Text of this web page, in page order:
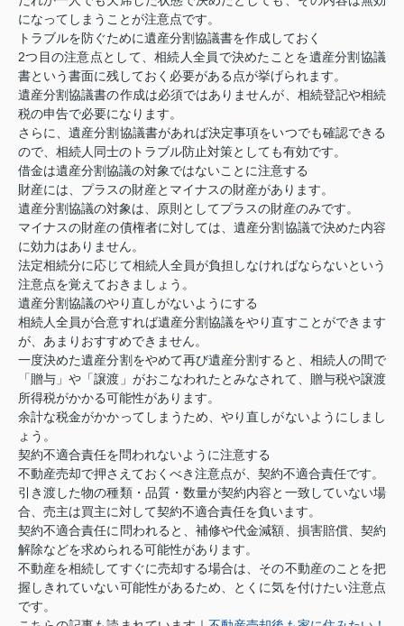
になってしまうことが注意点です。
トラブルを防ぐために遺産分割協議書を作成しておく
2つ目の注意点として、相続人全員で決めたことを遺産分割協議
書という書面に残しておく必要がある点が挙げられます。
遺産分割協議書の作成は必須ではありませんが、相続登記や相続
税の申告で必要になります。
さらに、遺産分割協議書があれば決定事項をいつでも確認できる
ので、相続人同士のトラブル防止対策としても有効です。
借金は遺産分割協議の対象ではないことに注意する
財産には、プラスの財産とマイナスの財産があります。
遺産分割協議の対象は、原則としてプラスの財産のみです。
マイナスの財産の債権者に対しては、遺産分割協議で決めた内容
に効力はありません。
法定相続分に応じて相続人全員が負担しなければならないという
注意点を覚えておきましょう。
遺産分割協議のやり直しがないようにする
相続人全員が合意すれば遺産分割協議をやり直すことができます
が、あまりおすすめできません。
一度決めた遺産分割をやめて再び遺産分割すると、相続人の間で
「贈与」や「譲渡」がおこなわれたとみなされて、贈与税や譲渡
所得税がかかる可能性があります。
余計な税金がかかってしまうため、やり直しがないようにしまし
ょう。
契約不適合責任を問われないように注意する
不動産売却で押さえておくべき注意点が、契約不適合責任です。
引き渡した物の種類・品質・数量が契約内容と一致していない場
合、売主は買主に対して契約不適合責任を負います。
契約不適合責任に問われると、補修や代金減額、損害賠償、契約
解除などを求められる可能性があります。
不動産を相続してすぐに売却する場合は、その不動産のことを把
握しきれていない可能性があるため、とくに気を付けたい注意点
です。